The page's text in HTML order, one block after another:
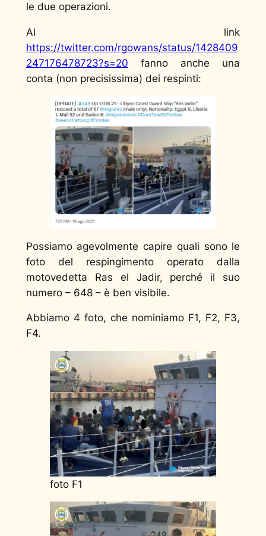
le due operazioni.
Al link
https://twitter.com/rgowans/status/1428409
247176478723?s=20 fanno anche una
conta (non precisissima) dei respinti:
Possiamo agevolmente capire quali sono le
foto del respingimento operato dalla
motovedetta Ras el Jadir, perché il suo
numero – 648 – è ben visibile.
Abbiamo 4 foto, che nominiamo F1, F2, F3,
F4.
foto F1